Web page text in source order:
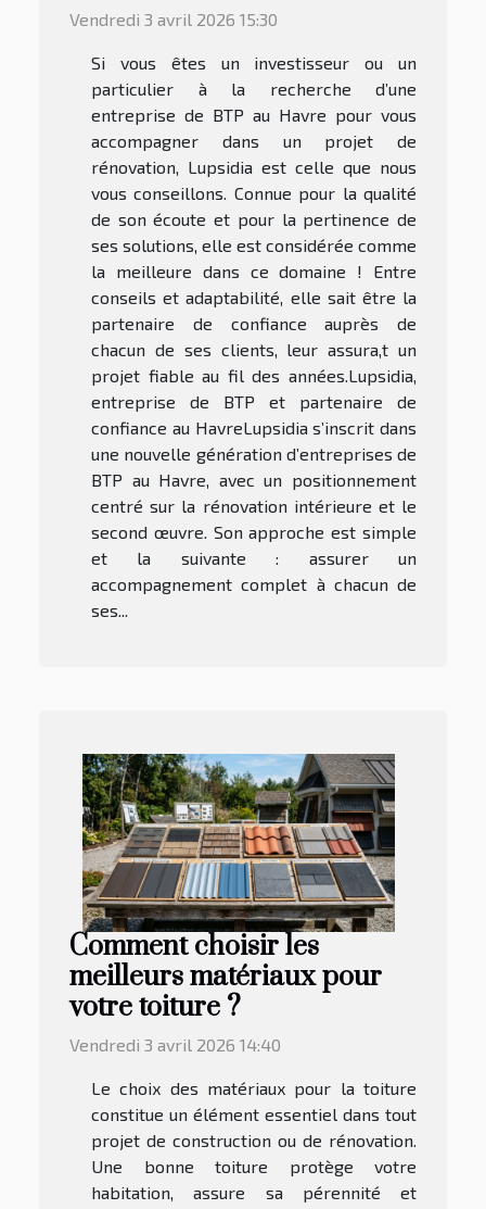
Vendredi 3 avril 2026 15:30
Si vous êtes un investisseur ou un
particulier à la recherche d’une
entreprise de BTP au Havre pour vous
accompagner dans un projet de
rénovation, Lupsidia est celle que nous
vous conseillons. Connue pour la qualité
de son écoute et pour la pertinence de
ses solutions, elle est considérée comme
la meilleure dans ce domaine ! Entre
conseils et adaptabilité, elle sait être la
partenaire de confiance auprès de
chacun de ses clients, leur assura,t un
projet fiable au fil des années.Lupsidia,
entreprise de BTP et partenaire de
confiance au HavreLupsidia s’inscrit dans
une nouvelle génération d’entreprises de
BTP au Havre, avec un positionnement
centré sur la rénovation intérieure et le
second œuvre. Son approche est simple
et la suivante : assurer un
accompagnement complet à chacun de
ses...
Comment choisir les
meilleurs matériaux pour
votre toiture ?
Vendredi 3 avril 2026 14:40
Le choix des matériaux pour la toiture
constitue un élément essentiel dans tout
projet de construction ou de rénovation.
Une bonne toiture protège votre
habitation, assure sa pérennité et